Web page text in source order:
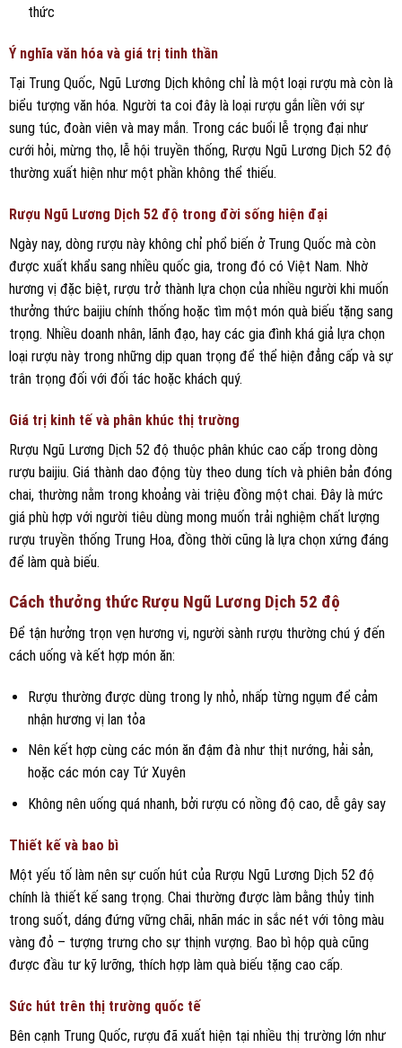
thức
Ý nghĩa văn hóa và giá trị tinh thần
Tại Trung Quốc, Ngũ Lương Dịch không chỉ là một loại rượu mà còn là
biểu tượng văn hóa. Người ta coi đây là loại rượu gắn liền với sự
sung túc, đoàn viên và may mắn. Trong các buổi lễ trọng đại như
cưới hỏi, mừng thọ, lễ hội truyền thống, Rượu Ngũ Lương Dịch 52 độ
thường xuất hiện như một phần không thể thiếu.
Rượu Ngũ Lương Dịch 52 độ trong đời sống hiện đại
Ngày nay, dòng rượu này không chỉ phổ biến ở Trung Quốc mà còn
được xuất khẩu sang nhiều quốc gia, trong đó có Việt Nam. Nhờ
hương vị đặc biệt, rượu trở thành lựa chọn của nhiều người khi muốn
thưởng thức baijiu chính thống hoặc tìm một món quà biếu tặng sang
trọng. Nhiều doanh nhân, lãnh đạo, hay các gia đình khá giả lựa chọn
loại rượu này trong những dịp quan trọng để thể hiện đẳng cấp và sự
trân trọng đối với đối tác hoặc khách quý.
Giá trị kinh tế và phân khúc thị trường
Rượu Ngũ Lương Dịch 52 độ thuộc phân khúc cao cấp trong dòng
rượu baijiu. Giá thành dao động tùy theo dung tích và phiên bản đóng
chai, thường nằm trong khoảng vài triệu đồng một chai. Đây là mức
giá phù hợp với người tiêu dùng mong muốn trải nghiệm chất lượng
rượu truyền thống Trung Hoa, đồng thời cũng là lựa chọn xứng đáng
để làm quà biếu.
Cách thưởng thức Rượu Ngũ Lương Dịch 52 độ
Để tận hưởng trọn vẹn hương vị, người sành rượu thường chú ý đến
cách uống và kết hợp món ăn:
Rượu thường được dùng trong ly nhỏ, nhấp từng ngụm để cảm
nhận hương vị lan tỏa
Nên kết hợp cùng các món ăn đậm đà như thịt nướng, hải sản,
hoặc các món cay Tứ Xuyên
Không nên uống quá nhanh, bởi rượu có nồng độ cao, dễ gây say
Thiết kế và bao bì
Một yếu tố làm nên sự cuốn hút của Rượu Ngũ Lương Dịch 52 độ
chính là thiết kế sang trọng. Chai thường được làm bằng thủy tinh
trong suốt, dáng đứng vững chãi, nhãn mác in sắc nét với tông màu
vàng đỏ – tượng trưng cho sự thịnh vượng. Bao bì hộp quà cũng
được đầu tư kỹ lưỡng, thích hợp làm quà biếu tặng cao cấp.
Sức hút trên thị trường quốc tế
Bên cạnh Trung Quốc, rượu đã xuất hiện tại nhiều thị trường lớn như